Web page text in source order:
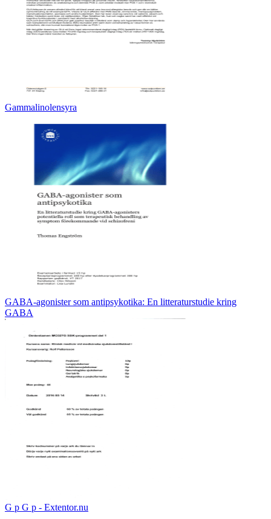
Gammalinolensyra
GABA-agonister som antipsykotika: En litteraturstudie kring
GABA
G p G p - Extentor.nu